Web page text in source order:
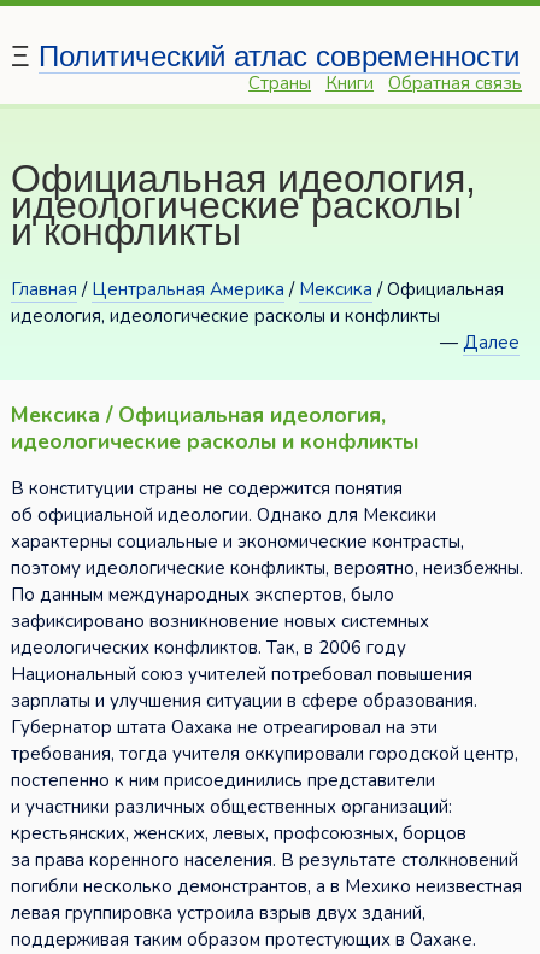
Ξ Политический атлас современности
Страны Книги Обратная связь
Официальная идеология,
идеологические расколы
и конфликты
Главная / Центральная Америка / Мексика / Официальная
идеология, идеологические расколы и конфликты
—Далее
Мексика / Официальная идеология,
идеологические расколы и конфликты
В конституции страны не содержится понятия
об официальной идеологии. Однако для Мексики
характерны социальные и экономические контрасты,
поэтому идеологические конфликты, вероятно, неизбежны.
По данным международных экспертов, было
зафиксировано возникновение новых системных
идеологических конфликтов. Так, в 2006 году
Национальный союз учителей потребовал повышения
зарплаты и улучшения ситуации в сфере образования.
Губернатор штата Оахака не отреагировал на эти
требования, тогда учителя оккупировали городской центр,
постепенно к ним присоединились представители
и участники различных общественных организаций:
крестьянских, женских, левых, профсоюзных, борцов
за права коренного населения. В результате столкновений
погибли несколько демонстрантов, а в Мехико неизвестная
левая группировка устроила взрыв двух зданий,
поддерживая таким образом протестующих в Оахаке.